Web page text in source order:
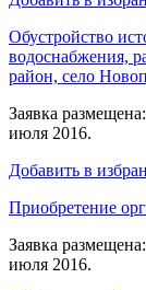
Обустройство
водоснабжения,
район, село
Заявка
июля 2016.
Добавить в
Приобретение
Заявка
июля 2016.